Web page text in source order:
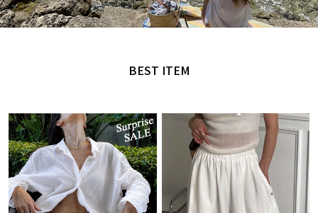
MADE by NANING9
BEST ITEM